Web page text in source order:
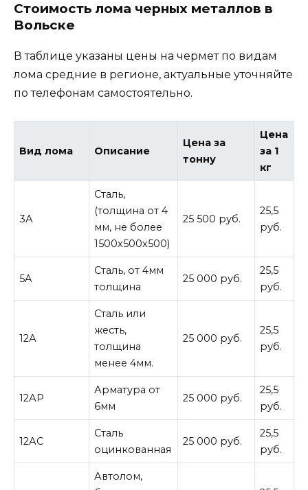
Стоимость лома черных металлов в
Вольске
В таблице указаны цены на чермет по видам
лома средние в регионе, актуальные уточняйте
по телефонам самостоятельно.
Вид лома Описание
Цена за
тонну
Цена
за 1
кг
3А
Сталь,
(толщина от 4
мм, не более
1500х500х500)
25 500 руб.
25,5
руб.
5A
Сталь, от 4мм
толщина
25 000 руб.
25,5
руб.
12А
Сталь или
жесть,
толщина
менее 4мм.
25 000 руб.
25,5
руб.
12АР
Арматура от
6мм
25 000 руб.
25,5
руб.
12АС
Сталь
оцинкованная
25 000 руб.
25,5
руб.
Автолом,